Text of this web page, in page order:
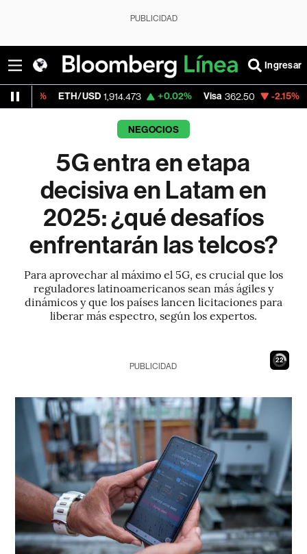
PUBLICIDAD
Ingresar
ETH/USD 1,914.473 +0.02% Visa 362.50 -2.15%
NEGOCIOS
5G entra en etapa
decisiva en Latam en
2025: ¿qué desafíos
enfrentarán las telcos?
Para aprovechar al máximo el 5G, es crucial que los
reguladores latinoamericanos sean más ágiles y
dinámicos y que los países lancen licitaciones para
liberar más espectro, según los expertos.
21
PUBLICIDAD